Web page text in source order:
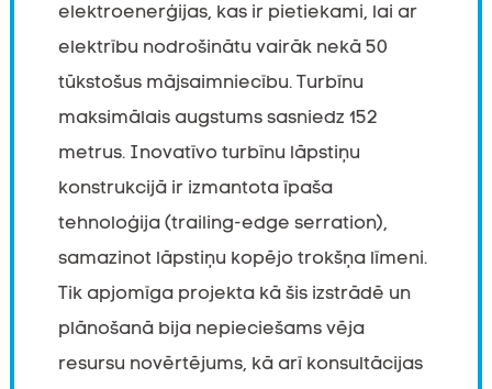
elektroenerģijas, kas ir pietiekami, lai ar
elektrību nodrošinātu vairāk nekā 50
tūkstošus mājsaimniecību. Turbīnu
maksimālais augstums sasniedz 152
metrus. Inovatīvo turbīnu lāpstiņu
konstrukcijā ir izmantota īpaša
tehnoloģija (trailing-edge serration),
samazinot lāpstiņu kopējo trokšņa līmeni.
Tik apjomīga projekta kā šis izstrādē un
plānošanā bija nepieciešams vēja
resursu novērtējums, kā arī konsultācijas